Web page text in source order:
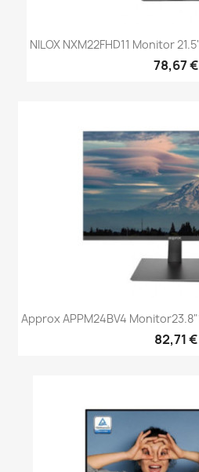
NILOX NXM22FHD11 Monitor
78,67 €
Approx APPM24BV4
82,71 €